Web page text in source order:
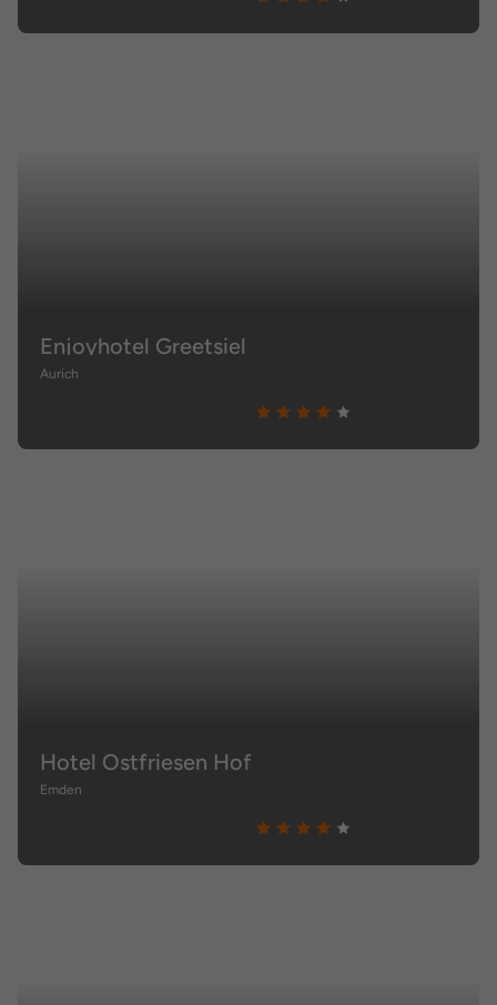
Enjoyhotel Greetsiel
Aurich
Hotel Ostfriesen Hof
Emden